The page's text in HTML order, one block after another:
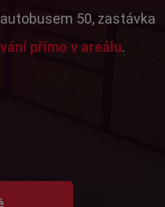
50, zastávka
přímo v areálu.